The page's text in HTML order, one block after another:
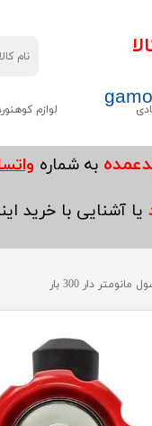
لوازم
چاقو تبر
کوله پشتی
کفش کوهنوردی
چادر
پکنیک و اجاق گاز
ست ظرف کوهنوردی
عصا کوهنوردی
به شماره
یا آشنایی با خرید
دار 300 بار